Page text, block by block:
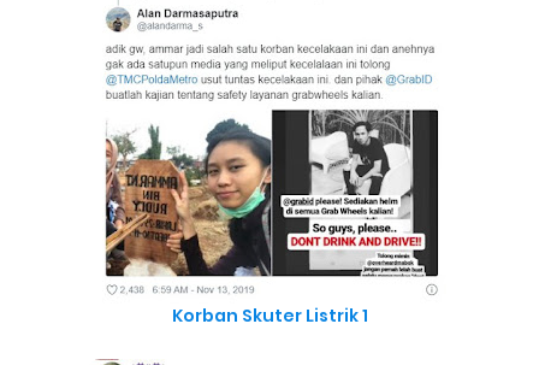
Korban Skuter Listrik 1